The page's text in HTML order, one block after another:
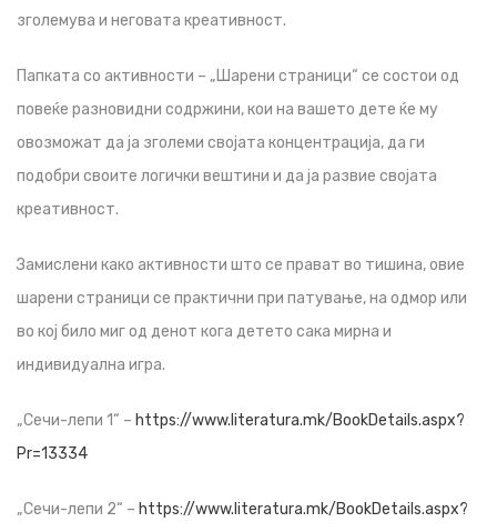
зголемува и неговата креативност.
Папката со активности – „Шарени страници“ се состои од
повеќе разновидни содржини, кои на вашето дете ќе му
овозможат да ја зголеми својата концентрација, да ги
подобри своите логички вештини и да ја развие својата
креативност.
Замислени како активности што се прават во тишина, овие
шарени страници се практични при патување, на одмор или
во кој било миг од денот кога детето сака мирна и
индивидуална игра.
„Сечи-лепи 1“ – https://www.literatura.mk/BookDetails.aspx?
Pr=13334
„Сечи-лепи 2“ – https://www.literatura.mk/BookDetails.aspx?